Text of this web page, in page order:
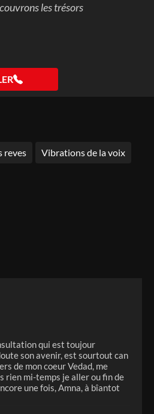
les trésors
reves Vibrations de la voix
qui est toujour
son avenir, est sourtout can
de mon coeur Vedad, me
rien mi-temps je aller ou fin de
une fois, Amna, à bîantot